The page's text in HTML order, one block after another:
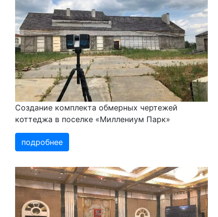
Создание комплекта обмерных чертежей
коттеджа в поселке «Миллениум Парк»
подробнее